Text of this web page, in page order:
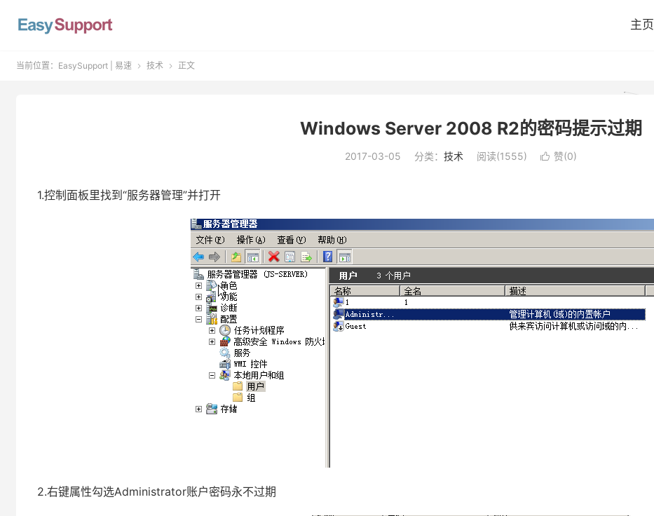
主页
当前位置： EasySupport | 易速  技术  正文
Windows Server 2008 R2的密码提示过期
2017-03-05 分类： 技术 阅读(1555)  赞(0)
1.控制面板里找到“服务器管理”并打开
2.右键属性勾选Administrator账户密码永不过期